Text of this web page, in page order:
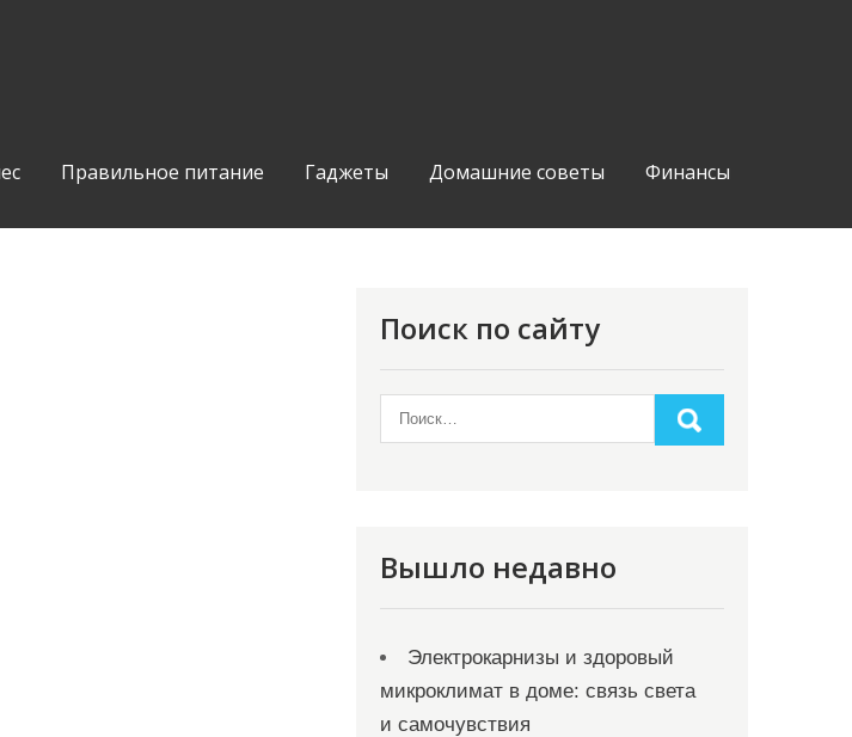
Правильное питание Гаджеты Домашние советы Финансы
Поиск по сайту
Вышло недавно
Электрокарнизы и здоровый
микроклимат в доме: связь света
и самочувствия